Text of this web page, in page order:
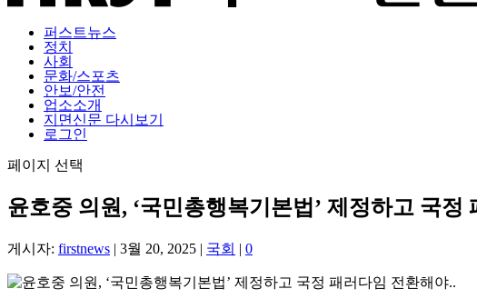
퍼스트뉴스
정치
사회
문화/스포츠
안보/안전
업소소개
지면신문 다시보기
로그인
페이지 선택
윤호중 의원, ‘국민총행복기본법’ 제정하고 국정
게시자: firstnews | 3월 20, 2025 | 국회 | 0